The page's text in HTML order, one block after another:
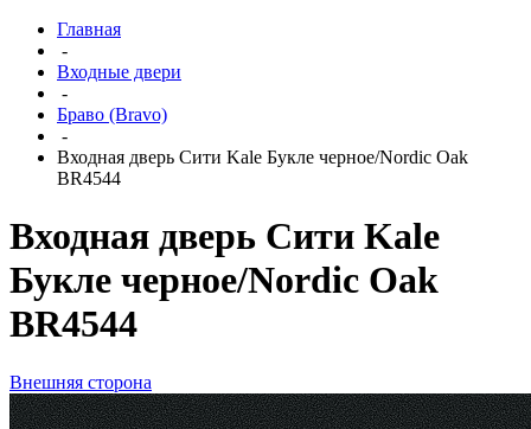
Главная
-
Входные двери
-
Браво (Bravo)
-
Входная дверь Сити Kale Букле черное/Nordic Oak
BR4544
Входная дверь Сити Kale
Букле черное/Nordic Oak
BR4544
Внешняя сторона